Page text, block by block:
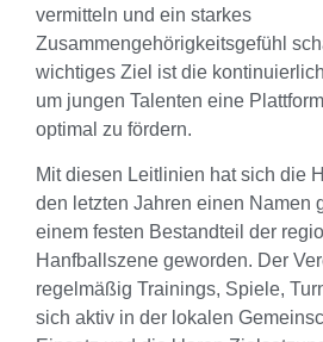
vermitteln und ein starkes
Zusammengehörigkeitsgefühl
wichtiges Ziel ist die
um jungen Talenten eine
optimal zu fördern.
Mit diesen Leitlinien hat sich die
den letzten Jahren einen Namen
einem festen Bestandteil der
Hanfballszene geworden. Der
regelmäßig Trainings, Spiele,
sich aktiv in der lokalen